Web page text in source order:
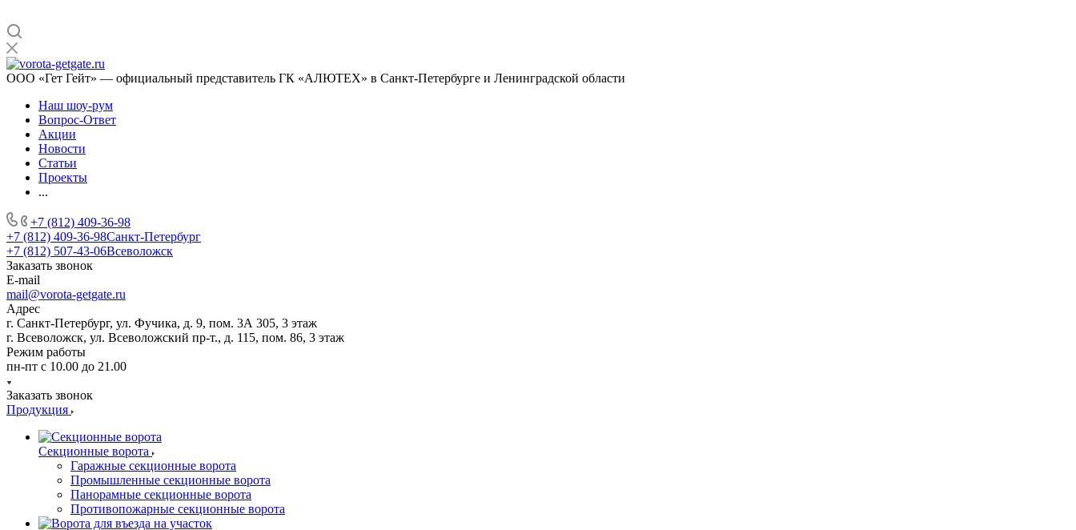
ООО «Гет Гейт» — официальный представитель ГК «АЛЮТЕХ» в Санкт-Петербурге и Ленинградской области
Наш шоу-рум
Вопрос-Ответ
Акции
Новости
Статьи
Проекты
...
+7 (812) 409-36-98
+7 (812) 409-36-98Санкт-Петербург
+7 (812) 507-43-06Всеволожск
Заказать звонок
E-mail
mail@vorota-getgate.ru
Адрес
г. Санкт-Петербург, ул. Фучика, д. 9, пом. 3А 305, 3 этаж
г. Всеволожск, ул. Всеволожский пр-т., д. 115, пом. 86, 3 этаж
Режим работы
пн-пт c 10.00 до 21.00
Заказать звонок
Продукция
Секционные ворота
Гаражные секционные ворота
Промышленные секционные ворота
Панорамные секционные ворота
Противопожарные секционные ворота